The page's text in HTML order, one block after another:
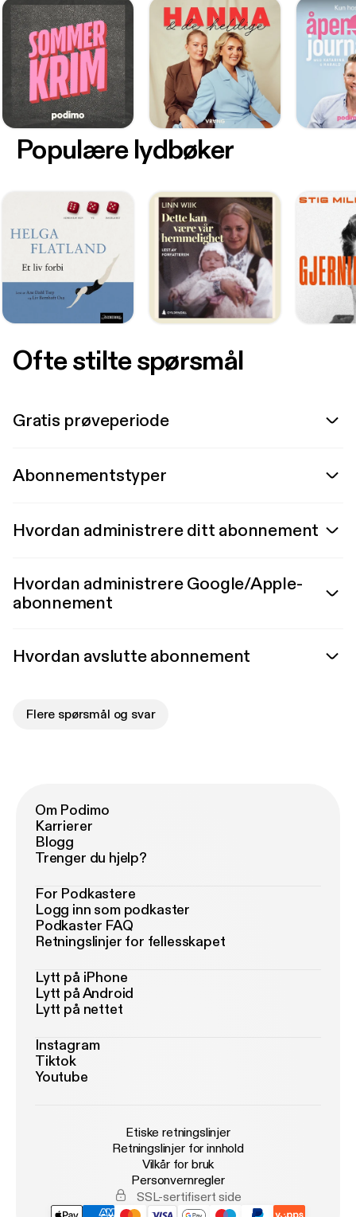
Populære lydbøker
Ofte stilte spørsmål
Gratis prøveperiode
Abonnementstyper
Hvordan administrere ditt abonnement
Hvordan administrere Google/Apple-
abonnement
Hvordan avslutte abonnement
Flere spørsmål og svar
Om Podimo
Karrierer
Blogg
Trenger du hjelp?
For Podkastere
Logg inn som podkaster
Podkaster FAQ
Retningslinjer for fellesskapet
Lytt på iPhone
Lytt på Android
Lytt på nettet
Instagram
Tiktok
Youtube
Etiske retningslinjer
Retningslinjer for innhold
Vilkår for bruk
Personvernregler
SSL-sertifisert side